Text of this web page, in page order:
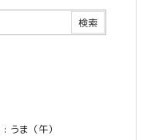
: うま（午）